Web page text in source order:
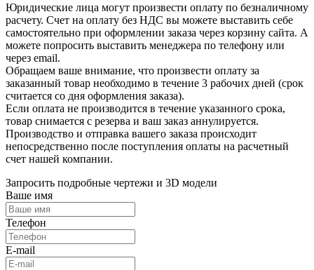
Юридические лица могут произвести оплату по безналичному
расчету. Счет на оплату без НДС вы можете выставить себе
самостоятельно при оформлении заказа через корзину сайта. А
можете попросить выставить менеджера по телефону или
через email.
Обращаем ваше внимание, что произвести оплату за
заказанный товар необходимо в течение 3 рабочих дней (срок
считается со дня оформления заказа).
Если оплата не производится в течение указанного срока,
товар снимается с резерва и ваш заказ аннулируется.
Производство и отправка вашего заказа происходит
непосредственно после поступления оплаты на расчетный
счет нашей компании.
Запросить подробные чертежи и 3D модели
Ваше имя
Телефон
E-mail